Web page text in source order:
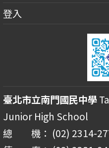
登入
臺北市立南門國民中學
Junior High School
總 機： (02) 2314-